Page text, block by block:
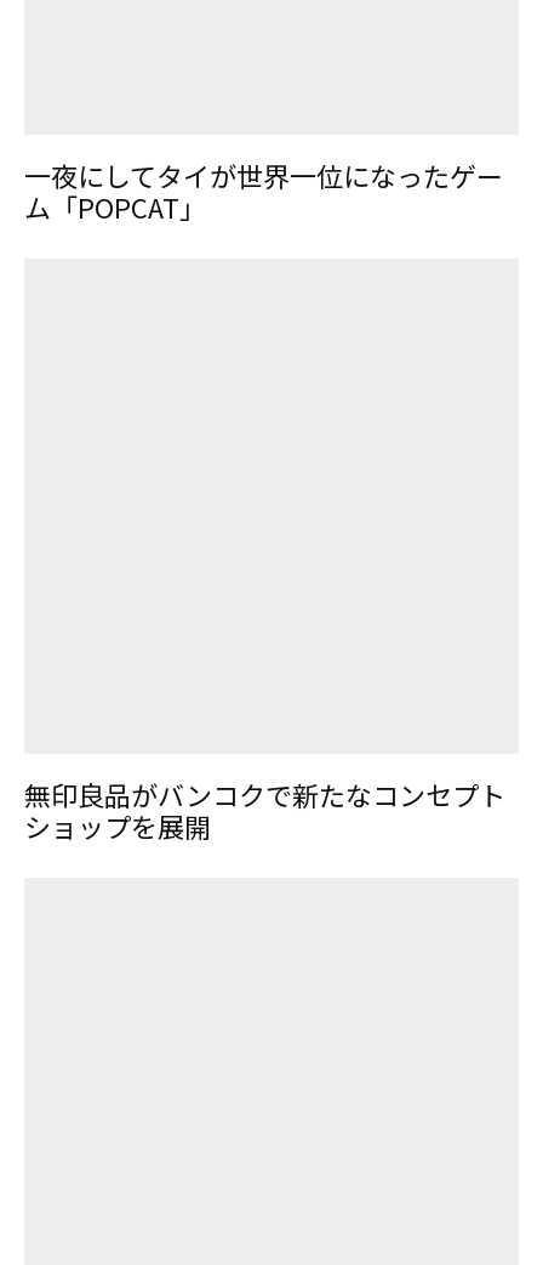
一夜にしてタイが世界一位になったゲー
ム「POPCAT」
無印良品がバンコクで新たなコンセプト
ショップを展開